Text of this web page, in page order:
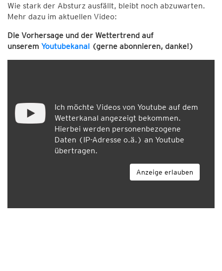
Wie stark der Absturz ausfällt, bleibt noch abzuwarten.
Mehr dazu im aktuellen Video:
Die Vorhersage und der Wettertrend auf
unserem Youtubekanal (gerne abonnieren, danke!)
Ich möchte Videos von Youtube auf dem
Wetterkanal angezeigt bekommen.
Hierbei werden personenbezogene
Daten (IP-Adresse o.ä.) an Youtube
übertragen.
Anzeige erlauben